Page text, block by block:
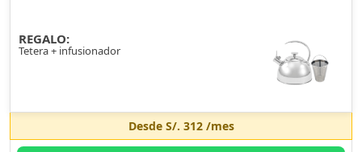
REGALO:
Tetera + infusionador
Desde S/. 312/mes